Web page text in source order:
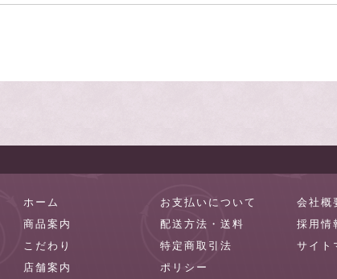
ホーム
商品案内
こだわり
店舗案内
お支払いについて
配送方法・送料
特定商取引法
ポリシー
会社概
採用情
サイト